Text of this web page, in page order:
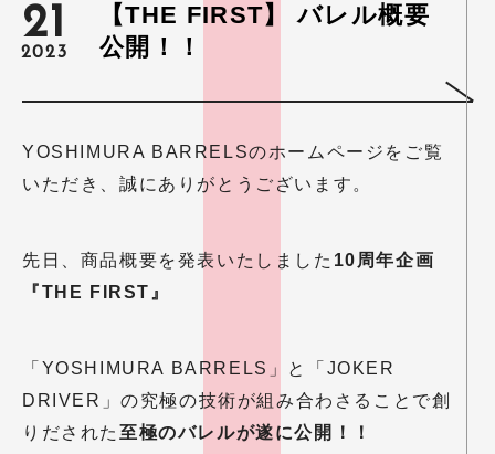
21
2023
【THE FIRST】 バレル概要
公開！！
YOSHIMURA BARRELSのホームページをご覧
いただき、誠にありがとうございます。
先日、商品概要を発表いたしました 10周年企画
『THE FIRST』
「YOSHIMURA BARRELS」と「JOKER
DRIVER」の究極の技術が組み合わさることで創
りだされた 至極のバレルが遂に公開！！